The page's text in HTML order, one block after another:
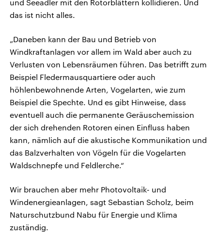
und Seeadler mit den Rotorblättern kollidieren. Und
das ist nicht alles.
„Daneben kann der Bau und Betrieb von
Windkraftanlagen vor allem im Wald aber auch zu
Verlusten von Lebensräumen führen. Das betrifft zum
Beispiel Fledermausquartiere oder auch
höhlenbewohnende Arten, Vogelarten, wie zum
Beispiel die Spechte. Und es gibt Hinweise, dass
eventuell auch die permanente Geräuschemission
der sich drehenden Rotoren einen Einfluss haben
kann, nämlich auf die akustische Kommunikation und
das Balzverhalten von Vögeln für die Vogelarten
Waldschnepfe und Feldlerche.“
Wir brauchen aber mehr Photovoltaik- und
Windenergieanlagen, sagt Sebastian Scholz, beim
Naturschutzbund Nabu für Energie und Klima
zuständig.